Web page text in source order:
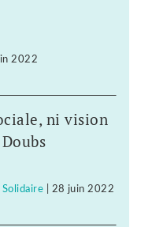
2022
ni vision
Solidaire 28 juin 2022